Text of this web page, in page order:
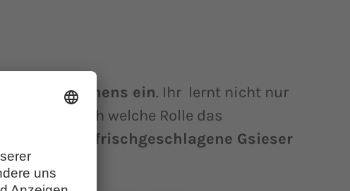
Buttermachens ein. Ihr lernt nicht nur
, sondern auch welche Rolle das
wird die frischgeschlagene Gsieser